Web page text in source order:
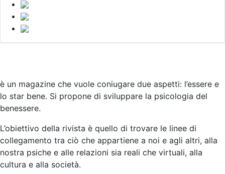
è un magazine che vuole coniugare due aspetti: l’essere e
lo star bene. Si propone di sviluppare la psicologia del
benessere.
L’obiettivo della rivista è quello di trovare le linee di
collegamento tra ciò che appartiene a noi e agli altri, alla
nostra psiche e alle relazioni sia reali che virtuali, alla
cultura e alla società.